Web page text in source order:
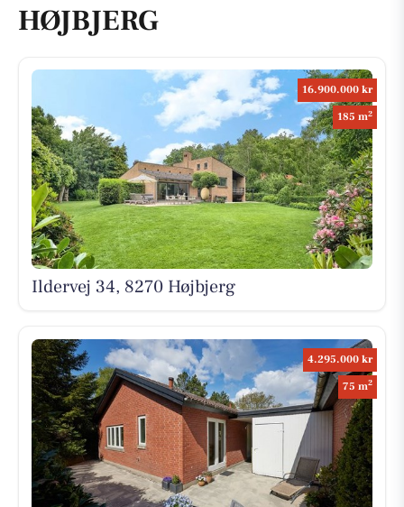
HØJBJERG
16.900.000 kr
185 m2
Ildervej 34, 8270 Højbjerg
4.295.000 kr
75 m2